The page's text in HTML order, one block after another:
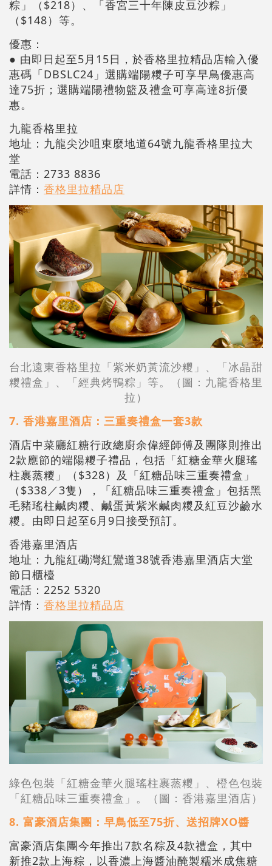
粽」（$218）、「香宮三十年陳皮豆沙粽」
（$148）等。
優惠：
● 由即日起至5月15日，於香格里拉精品店輸入優
惠碼「DBSLC24」選購端陽糭子可享早鳥優惠高
達75折；選購端陽禮物籃及禮盒可享高達8折優
惠。
九龍香格里拉
地址：九龍尖沙咀東麼地道64號九龍香格里拉大
堂
電話：2733 8836
詳情： 香格里拉精品店
台北遠東香格里拉「紫米奶黃流沙糭」、「冰晶甜
糭禮盒」、「經典烤鴨粽」等。（圖：九龍香格里
拉）
7. 香港嘉里酒店：三重奏禮盒一套3款
酒店中菜廳紅糖行政總廚余偉經師傅及團隊則推出
2款應節的端陽糭子禮品，包括「紅糖金華火腿瑤
柱裹蒸糭」（$328）及「紅糖品味三重奏禮盒」
（$338／3隻），「紅糖品味三重奏禮盒」包括黑
毛豬瑤柱鹹肉糭、鹹蛋黃紫米鹹肉糭及紅豆沙鹼水
糭。由即日起至6月9日接受預訂。
香港嘉里酒店
地址：九龍紅磡灣紅鸞道38號香港嘉里酒店大堂
節日櫃檯
電話：2252 5320
詳情： 香格里拉精品店
綠色包裝「紅糖金華火腿瑤柱裹蒸糭」、橙色包裝
「紅糖品味三重奏禮盒」。（圖：香港嘉里酒店）
8. 富豪酒店集團：早鳥低至75折、送招牌XO醬
富豪酒店集團今年推出7款名粽及4款禮盒，其中
新推2款上海粽，以香濃上海醬油醃製糯米成焦糖